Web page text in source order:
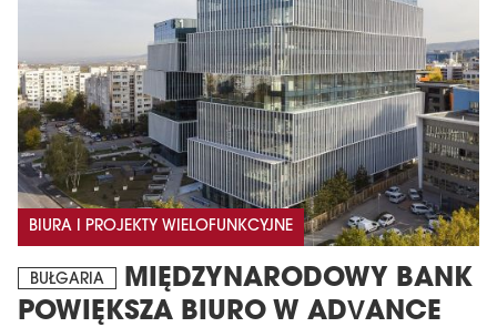
BIURA I PROJEKTY WIELOFUNKCYJNE
BUŁGARIA
MIĘDZYNARODOWY BANK
POWIĘKSZA BIURO W ADVANCE